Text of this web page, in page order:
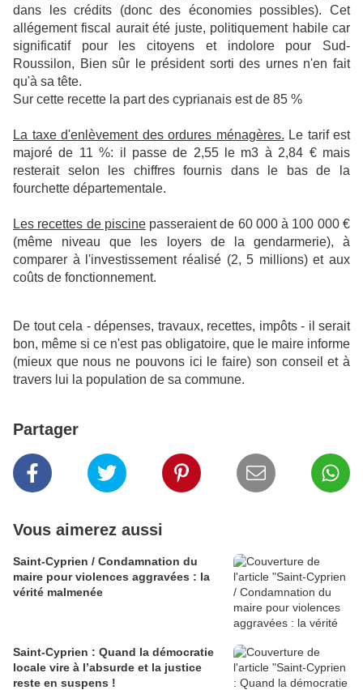
dans les crédits (donc des économies possibles). Cet
allégement fiscal aurait été juste, politiquement habile car
significatif pour les citoyens et indolore pour Sud-
Roussilon, Bien sûr le président sorti des urnes n'en fait
qu'à sa tête.
Sur cette recette la part des cyprianais est de 85 %
La taxe d'enlèvement des ordures ménagères. Le tarif est
majoré de 11 %: il passe de 2,55 le m3 à 2,84 € mais
resterait selon les chiffres fournis dans le bas de la
fourchette départementale.
Les recettes de piscine passeraient de 60 000 à 100 000 €
(même niveau que les loyers de la gendarmerie), à
comparer à l'investissement réalisé (2, 5 millions) et aux
coûts de fonctionnement.
De tout cela - dépenses, travaux, recettes, impôts - il serait
bon, même si ce n'est pas obligatoire, que le maire informe
(mieux que nous ne pouvons ici le faire) son conseil et à
travers lui la population de sa commune.
Partager
Vous aimerez aussi
Saint-Cyprien / Condamnation du
maire pour violences aggravées : la
vérité malmenée
Saint-Cyprien : Quand la démocratie
locale vire à l’absurde et la justice
reste en suspens !